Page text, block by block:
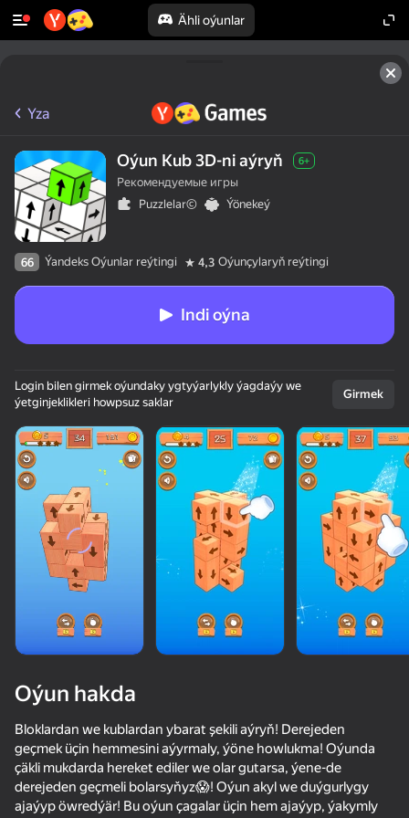
Ähli oýunlar
adingüklemek
Yza
Oýun Kub 3D-ni aýryň 6+
Рекомендуемые игры
Puzzlelar©
Ýönekeý
66 Ýandeks Oýunlar reýtingi 4,3 Oýunçylaryň reýtingi
Indi oýna
Login bilen girmek oýundaky ygtyýarlykly ýagdaýy we
ýetginjeklikleri howpsuz saklar
Girmek
Oýun hakda
Bloklardan we kublardan ybarat şekili aýryň! Derejeden
geçmek üçin hemmesini aýyrmaly, ýöne howlukma! Oýunda
çäkli mukdarda hereket ediler we olar gutarsa, ýene-de
derejeden geçmeli bolarsyňyz😱! Oýun akyl we duýgurlygy
ajaýyp öwredýär! Bu oýun çagalar üçin hem ajaýyp, ýakymly